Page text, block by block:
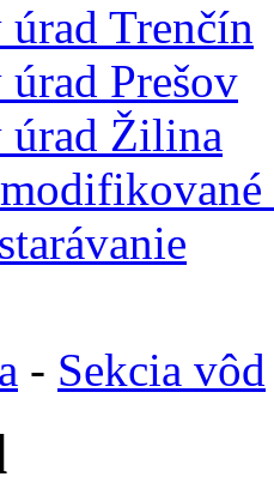
úrad Trenčín
Prešov
úrad Žilina
- Sekcia vôd